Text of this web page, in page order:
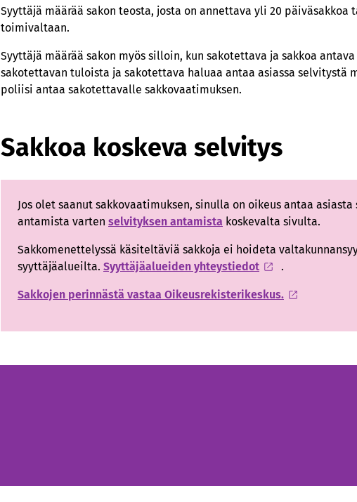
Syyttäjä määrää sakon teosta, josta on annettava yli 20
toimivaltaan.
Syyttäjä määrää sakon myös silloin, kun sakotettava ja sakkoa
sakotettavan tuloista ja sakotettava haluaa antaa asiassa selvitystä
poliisi antaa sakotettavalle sakkovaatimuksen.
Sakkoa koskeva selvitys
Jos olet saanut sakkovaatimuksen, sinulla on oikeus antaa
antamista varten selvityksen antamista koskevalta sivulta.
Sakkomenettelyssä käsiteltäviä sakkoja ei hoideta
syyttäjäalueilta. Syyttäjäalueiden yhteystiedot .
Sakkojen perinnästä vastaa Oikeusrekisterikeskus.